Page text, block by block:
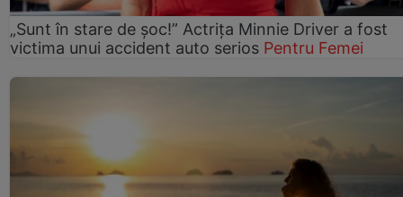
„Sunt în stare de șoc!” Actrița Minnie Driver a fost
victima unui accident auto serios Pentru Femei